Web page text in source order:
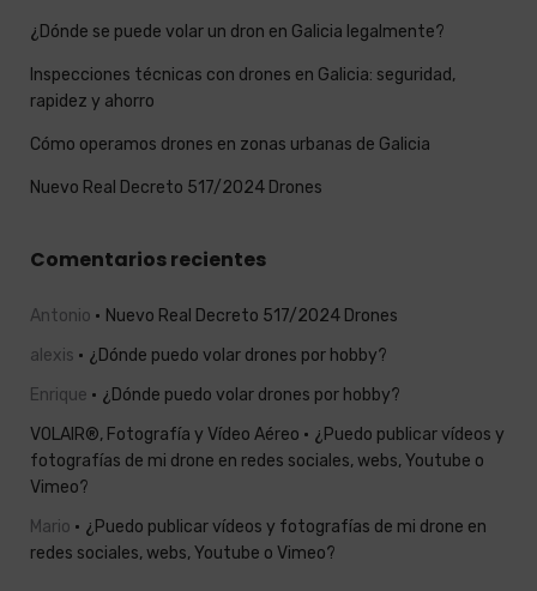
¿Dónde se puede volar un dron en Galicia legalmente?
Inspecciones técnicas con drones en Galicia: seguridad,
rapidez y ahorro
Cómo operamos drones en zonas urbanas de Galicia
Nuevo Real Decreto 517/2024 Drones
Comentarios recientes
Antonio
Nuevo Real Decreto 517/2024 Drones
alexis
¿Dónde puedo volar drones por hobby?
Enrique
¿Dónde puedo volar drones por hobby?
VOLAIR®, Fotografía y Vídeo Aéreo
¿Puedo publicar vídeos y
fotografías de mi drone en redes sociales, webs, Youtube o
Vimeo?
Mario
¿Puedo publicar vídeos y fotografías de mi drone en
redes sociales, webs, Youtube o Vimeo?